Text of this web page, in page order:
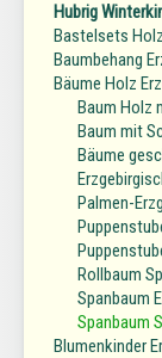
Hubrig
Bastelsets
Baumbehang
Bäume Holz
Baum Holz
Baum mit
Bäume
Palmen-
Rollbaum
Spanbaum
Spanbaum
Blumenkinder